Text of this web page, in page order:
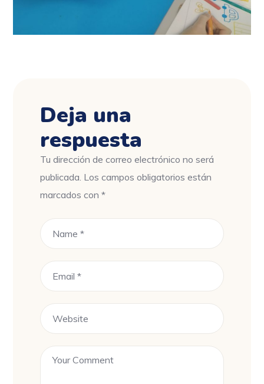
Deja una
respuesta
Tu dirección de correo electrónico no será
publicada. Los campos obligatorios están
marcados con*